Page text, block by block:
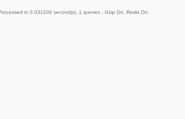
in 0.031200 second(s), 1 queries , Gzip On, Redis On.